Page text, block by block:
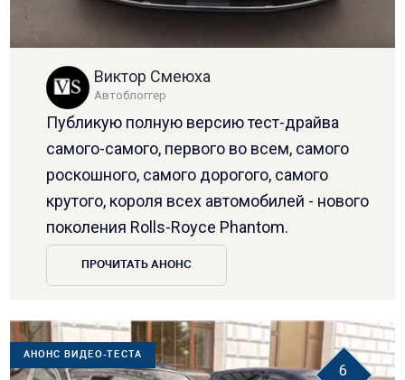
Виктор Смеюха
Автоблоггер
Публикую полную версию тест-драйва
самого-самого, первого во всем, самого
роскошного, самого дорогого, самого
крутого, короля всех автомобилей - нового
поколения Rolls-Royce Phantom.
ПРОЧИТАТЬ АНОНС
АНОНС ВИДЕО-ТЕСТА
6